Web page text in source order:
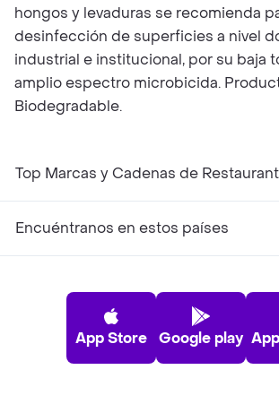
hongos y levaduras se recomienda
desinfección de superficies a nivel
industrial e institucional, por su baja
amplio espectro microbicida.
Biodegradable.
Top Marcas y Cadenas de
Encuéntranos en estos países
App Store Google play